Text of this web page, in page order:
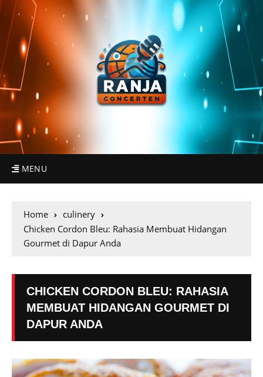
MENU
Home
culinery
Chicken Cordon Bleu: Rahasia Membuat Hidangan
Gourmet di Dapur Anda
CHICKEN CORDON BLEU: RAHASIA
MEMBUAT HIDANGAN GOURMET DI
DAPUR ANDA